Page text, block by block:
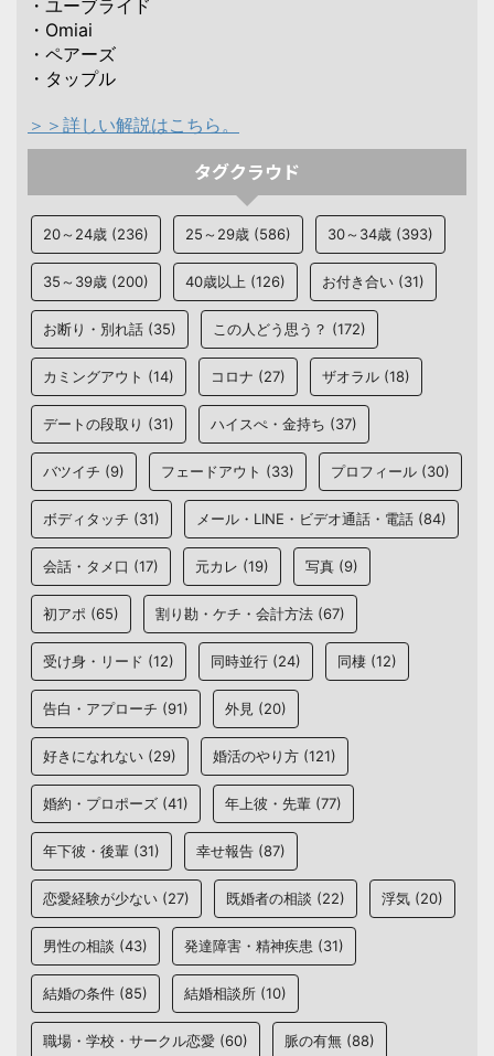
・ユーブライド
・Omiai
・ペアーズ
・タップル
＞＞詳しい解説はこちら。
タグクラウド
20～24歳 (236) 25～29歳 (586) 30～34歳 (393)
35～39歳 (200) 40歳以上 (126) お付き合い (31)
お断り・別れ話 (35) この人どう思う？ (172)
カミングアウト (14) コロナ (27) ザオラル (18)
デートの段取り (31) ハイスぺ・金持ち (37)
バツイチ (9) フェードアウト (33) プロフィール (30)
ボディタッチ (31) メール・LINE・ビデオ通話・電話 (84)
会話・タメ口 (17) 元カレ (19) 写真 (9)
初アポ (65) 割り勘・ケチ・会計方法 (67)
受け身・リード (12) 同時並行 (24) 同棲 (12)
告白・アプローチ (91) 外見 (20)
好きになれない (29) 婚活のやり方 (121)
婚約・プロポーズ (41) 年上彼・先輩 (77)
年下彼・後輩 (31) 幸せ報告 (87)
恋愛経験が少ない (27) 既婚者の相談 (22) 浮気 (20)
男性の相談 (43) 発達障害・精神疾患 (31)
結婚の条件 (85) 結婚相談所 (10)
職場・学校・サークル恋愛 (60) 脈の有無 (88)